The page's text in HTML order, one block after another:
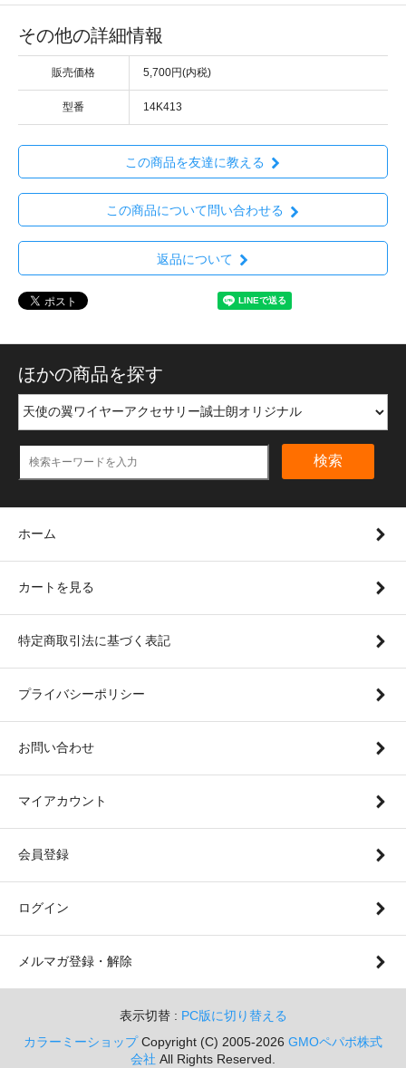
その他の詳細情報
販売価格 5,700円(内税)
型番 14K413
この商品を友達に教える
この商品について問い合わせる
返品について
ほかの商品を探す
検索
ホーム
カートを見る
特定商取引法に基づく表記
プライバシーポリシー
お問い合わせ
マイアカウント
会員登録
ログイン
メルマガ登録・解除
表示切替 : PC版に切り替える
カラーミーショップCopyright (C) 2005-2026 GMOペパボ株式
会社 All Rights Reserved.